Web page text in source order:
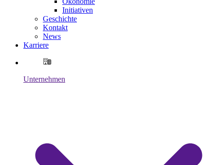
Initiativen
Geschichte
Kontakt
News
Karriere
Unternehmen